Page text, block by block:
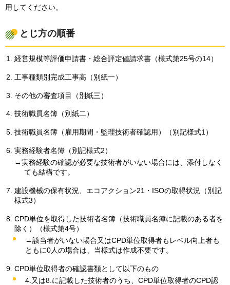
用してください。
とじ方の順番
経営規模等評価申請書・総合評定値請求書（様式第25号の14）
工事種類別完成工事高（別紙一）
その他の審査項目（別紙三）
技術職員名簿（別紙二）
技術職員名簿（雇用期間・監理技術者確認用）（別記様式1）
実務経験者名簿（別記様式2）
→実務経験の確認が必要な技術者がいない場合には、添付しなく
ても結構です。
建設機械の保有状況、エコアクション21・ISOの取得状況（別記
様式3）
CPD単位を取得した技術者名簿（技術職員名簿に記載のある者を
除く）（様式第4号）
→該当者がいない場合又はCPD単位取得者もレベル向上者も
ともに0人の場合は、当様式は作成不要です。
CPD単位取得者の確認書類として以下のもの
4.又は8.に記載した技術者のうち、CPD単位取得者のCPD認